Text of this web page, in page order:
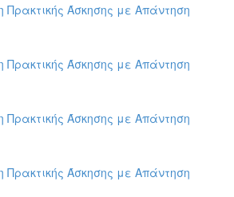
Πρακτικής Άσκησης με Απάντηση
Πρακτικής Άσκησης με Απάντηση
Πρακτικής Άσκησης με Απάντηση
Πρακτικής Άσκησης με Απάντηση